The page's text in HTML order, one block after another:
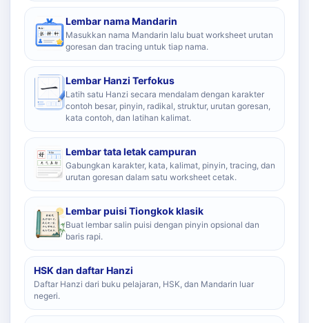
Lembar nama Mandarin
Masukkan nama Mandarin lalu buat worksheet urutan
goresan dan tracing untuk tiap nama.
Lembar Hanzi Terfokus
Latih satu Hanzi secara mendalam dengan karakter
contoh besar, pinyin, radikal, struktur, urutan goresan,
kata contoh, dan latihan kalimat.
Lembar tata letak campuran
Gabungkan karakter, kata, kalimat, pinyin, tracing, dan
urutan goresan dalam satu worksheet cetak.
Lembar puisi Tiongkok klasik
Buat lembar salin puisi dengan pinyin opsional dan
baris rapi.
HSK dan daftar Hanzi
Daftar Hanzi dari buku pelajaran, HSK, dan Mandarin luar
negeri.